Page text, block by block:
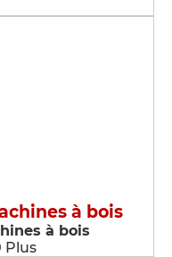
à bois
à bois
Plus